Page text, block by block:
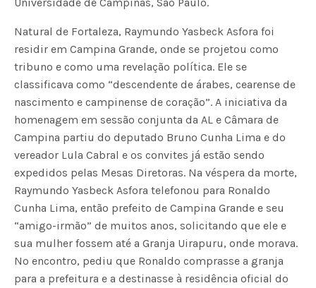
Natural de Fortaleza, Raymundo Yasbeck Asfora foi
residir em Campina Grande, onde se projetou como
tribuno e como uma revelação política. Ele se
classificava como “descendente de árabes, cearense de
nascimento e campinense de coração”. A iniciativa da
homenagem em sessão conjunta da AL e Câmara de
Campina partiu do deputado Bruno Cunha Lima e do
vereador Lula Cabral e os convites já estão sendo
expedidos pelas Mesas Diretoras. Na véspera da morte,
Raymundo Yasbeck Asfora telefonou para Ronaldo
Cunha Lima, então prefeito de Campina Grande e seu
“amigo-irmão” de muitos anos, solicitando que ele e
sua mulher fossem até a Granja Uirapuru, onde morava.
No encontro, pediu que Ronaldo comprasse a granja
para a prefeitura e a destinasse à residência oficial do